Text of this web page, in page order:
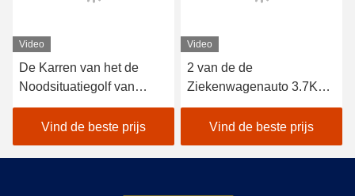
Video
De Karren van het de
Noodsituatiegolf van
EXCAR A1H2/van de EG
met Gesloten het
Aluminiumchassis van het
Ladingsbed
Vind de beste prijs
Video
2 van de de
Ziekenwagenauto 3.7KW
48V van Seater de
Elektrische Trojan Batterij
met Ladingsdoos
Vind de beste prijs